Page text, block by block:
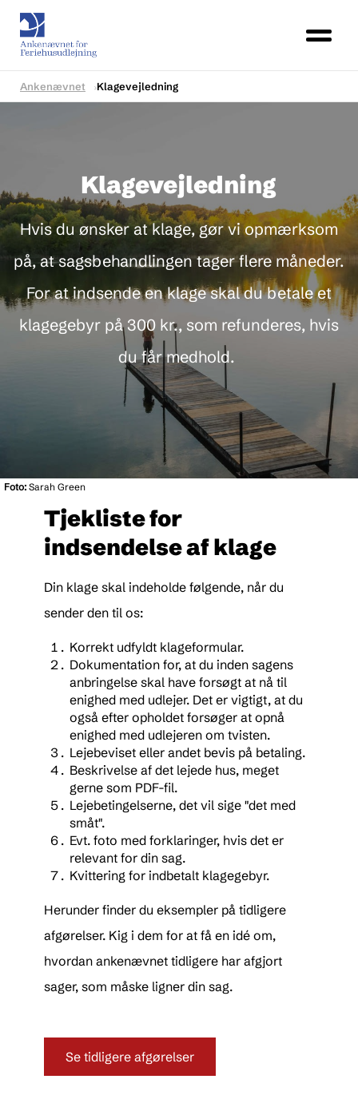
Ankenævnet Klagevejledning
Klagevejledning
Hvis du ønsker at klage, gør vi opmærksom
på, at sagsbehandlingen tager flere måneder.
For at indsende en klage skal du betale et
klagegebyr på 300 kr., som refunderes, hvis
du får medhold.
Foto: Sarah Green
Tjekliste for
indsendelse af klage
Din klage skal indeholde følgende, når du
sender den til os:
Korrekt udfyldt klageformular.
Dokumentation for, at du inden sagens
anbringelse skal have forsøgt at nå til
enighed med udlejer. Det er vigtigt, at du
også efter opholdet forsøger at opnå
enighed med udlejeren om tvisten.
Lejebeviset eller andet bevis på betaling.
Beskrivelse af det lejede hus, meget
gerne som PDF-fil.
Lejebetingelserne, det vil sige "det med
småt".
Evt. foto med forklaringer, hvis det er
relevant for din sag.
Kvittering for indbetalt klagegebyr.
Herunder finder du eksempler på tidligere
afgørelser. Kig i dem for at få en idé om,
hvordan ankenævnet tidligere har afgjort
sager, som måske ligner din sag.
Se tidligere afgørelser